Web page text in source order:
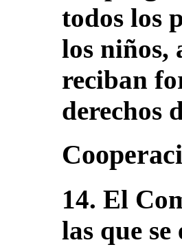
todos los
los niños,
reciban
derechos
14. El
las que